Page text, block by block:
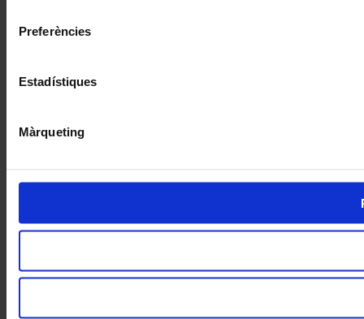
Preferències
Estadístiques
Màrqueting